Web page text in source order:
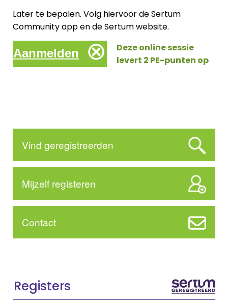
Later te bepalen. Volg hiervoor de Sertum
Community app en de Sertum website.
Aanmelden ⊗
Deze online sessie
levert 2 PE-punten op
Vind geregistreerden
Mijzelf registeren
Contact
Registers